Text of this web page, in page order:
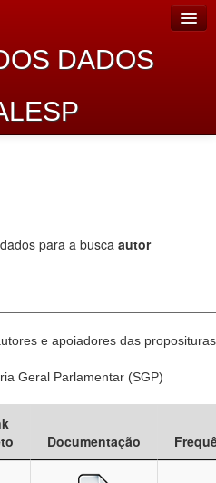
DADOS
para a busca autor
e apoiadores das
Geral Parlamentar (SGP)
Documentação